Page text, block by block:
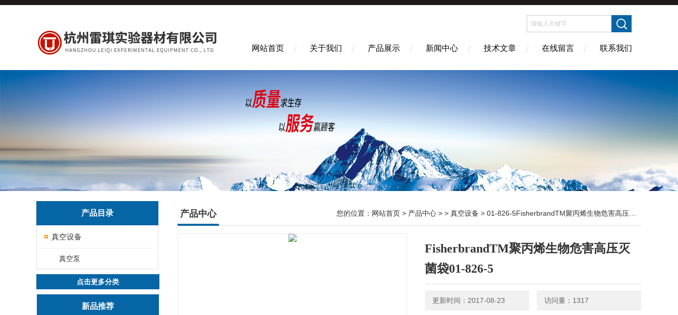
网站首页 关于我们 产品展示 新闻中心 技术文章 在线留言 联系我们
产品目录
真空设备
真空泵
点击更多分类
新品推荐
产品中心 您的位置： 网站首页 > 产品中心 > > 真空设备 > 01-826-5FisherbrandTM聚丙烯生物危害高压灭菌袋01-826-5
FisherbrandTM聚丙烯生物危害高压灭
菌袋01-826-5
更新时间：2017-08-23 访问量：1317